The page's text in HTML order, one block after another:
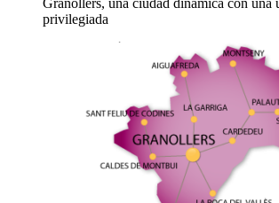
Granollers, una ciudad dinámica con una
privilegiada